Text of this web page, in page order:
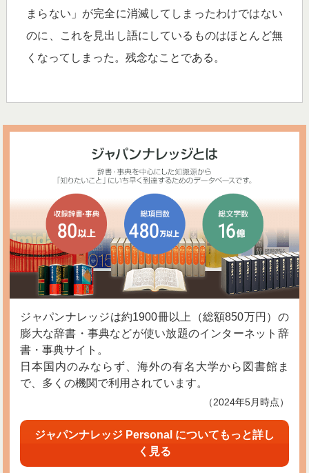
まらない」が完全に消滅してしまったわけではない
のに、これを見出し語にしているものはほとんど無
くなってしまった。残念なことである。
ジャパンナレッジは約1900冊以上（総額850万円）の
膨大な辞書・事典などが使い放題のインターネット辞
書・事典サイト。
日本国内のみならず、海外の有名大学から図書館ま
で、多くの機関で利用されています。
（2024年5月時点）
ジャパンナレッジ Personal についてもっと詳し
く見る